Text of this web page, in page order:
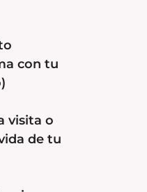
con tu
visita o
de tu